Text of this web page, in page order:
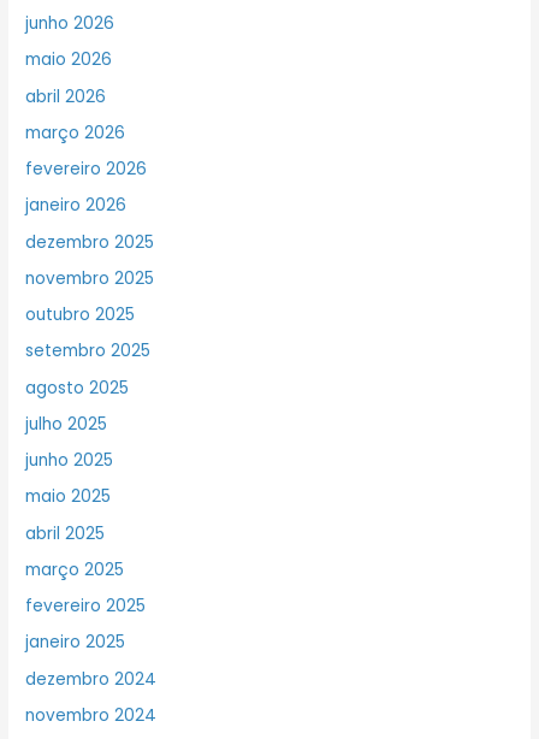
junho 2026
maio 2026
abril 2026
março 2026
fevereiro 2026
janeiro 2026
dezembro 2025
novembro 2025
outubro 2025
setembro 2025
agosto 2025
julho 2025
junho 2025
maio 2025
abril 2025
março 2025
fevereiro 2025
janeiro 2025
dezembro 2024
novembro 2024